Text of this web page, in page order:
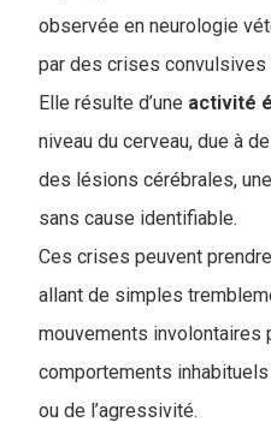
observée en neurologie
par des crises convulsives
Elle résulte d’une activité
niveau du cerveau, due à
des lésions cérébrales,
sans cause identifiable.
Ces crises peuvent prendre
allant de simples
mouvements involontaires
comportements
ou de l’agressivité.